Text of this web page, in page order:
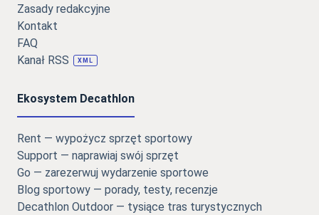
Zasady redakcyjne
Kontakt
FAQ
Kanał RSS
XML
Ekosystem Decathlon
Rent — wypożycz sprzęt sportowy
Support — naprawiaj swój sprzęt
Go — zarezerwuj wydarzenie sportowe
Blog sportowy — porady, testy, recenzje
Decathlon Outdoor — tysiące tras turystycznych